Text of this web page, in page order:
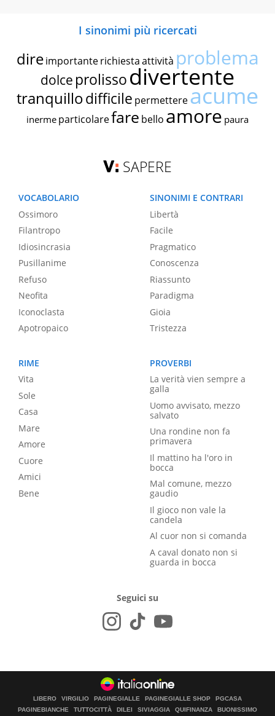
I sinonimi più ricercati
dire importante richiestaattività problema
dolce prolissodivertente
tranquillodifficile permettereacume
inerme particolarefare bello amore paura
SAPERE
VOCABOLARIO
Ossimoro
Filantropo
Idiosincrasia
Pusillanime
Refuso
Neofita
Iconoclasta
Apotropaico
SINONIMI E CONTRARI
Libertà
Facile
Pragmatico
Conoscenza
Riassunto
Paradigma
Gioia
Tristezza
RIME
Vita
Sole
Casa
Mare
Amore
Cuore
Amici
Bene
PROVERBI
La verità vien sempre a
galla
Uomo avvisato, mezzo
salvato
Una rondine non fa
primavera
Il mattino ha l'oro in
bocca
Mal comune, mezzo
gaudio
Il gioco non vale la
candela
Al cuor non si comanda
A caval donato non si
guarda in bocca
Seguici su
LIBERO VIRGILIO PAGINEGIALLE PAGINEGIALLE SHOP
PGCASA
PAGINEBIANCHE
TUTTOCITTÀ DILEI SIVIAGGIA QUIFINANZA BUONISSIMO